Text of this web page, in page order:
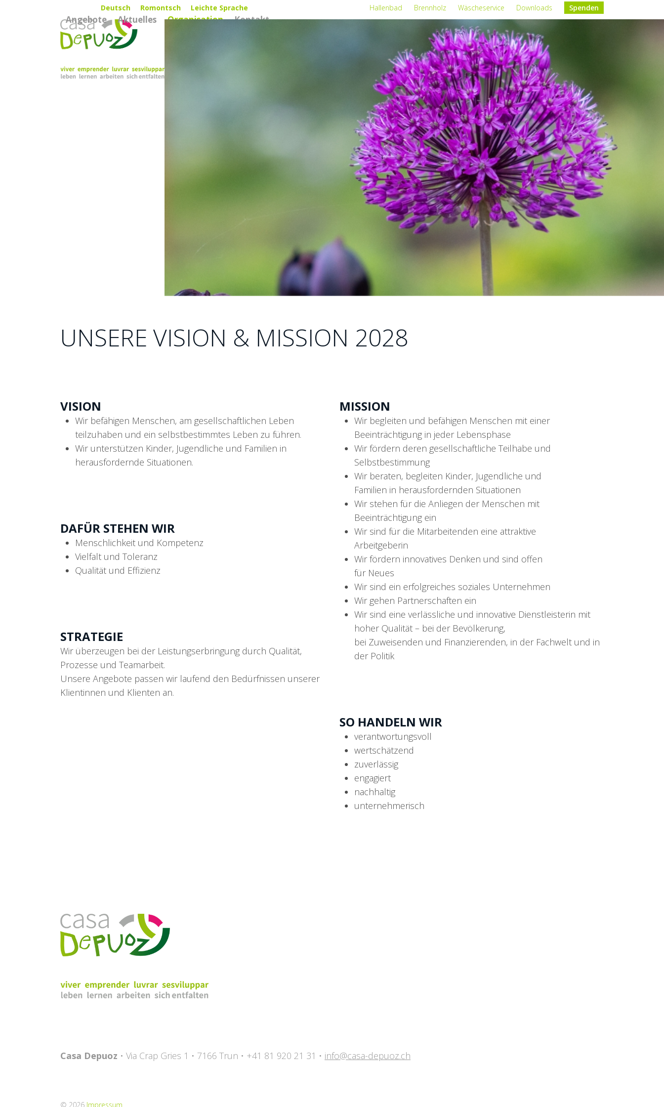
Hallenbad Brennholz Wäscheservice Downloads Spenden
Deutsch Romontsch Leichte Sprache
Angebote Aktuelles Organisation Kontakt
UNSERE VISION & MISSION 2028
VISION
Wir befähigen Menschen, am gesellschaftlichen Leben
teilzuhaben und ein selbstbestimmtes Leben zu führen.
Wir unterstützen Kinder, Jugendliche und Familien in
herausfordernde Situationen.
DAFÜR STEHEN WIR
Menschlichkeit und Kompetenz
Vielfalt und Toleranz
Qualität und Effizienz
STRATEGIE
Wir überzeugen bei der Leistungserbringung durch Qualität,
Prozesse und Teamarbeit.
Unsere Angebote passen wir laufend den Bedürfnissen unserer
Klientinnen und Klienten an.
MISSION
Wir begleiten und befähigen Menschen mit einer
Beeinträchtigung in jeder Lebensphase
Wir fördern deren gesellschaftliche Teilhabe und
Selbstbestimmung
Wir beraten, begleiten Kinder, Jugendliche und
Familien in herausfordernden Situationen
Wir stehen für die Anliegen der Menschen mit
Beeinträchtigung ein
Wir sind für die Mitarbeitenden eine attraktive
Arbeitgeberin
Wir fördern innovatives Denken und sind offen
für Neues
Wir sind ein erfolgreiches soziales Unternehmen
Wir gehen Partnerschaften ein
Wir sind eine verlässliche und innovative Dienstleisterin mit
hoher Qualität – bei der Bevölkerung,
bei Zuweisenden und Finanzierenden, in der Fachwelt und in
der Politik
SO HANDELN WIR
verantwortungsvoll
wertschätzend
zuverlässig
engagiert
nachhaltig
unternehmerisch
Casa Depuoz • Via Crap Gries 1 • 7166 Trun • +41 81 920 21 31 • info@casa-depuoz.ch
© 2026 Impressum